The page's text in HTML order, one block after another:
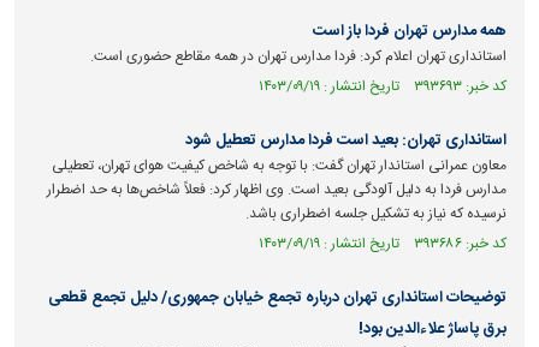
همه مدارس تهران فردا باز است
استانداری تهران اعلام کرد: فردا مدارس تهران در همه مقاطع حضوری است.
کد خبر: ۳۹۳۶۹۳ تاریخ انتشار : ۱۴۰۳/۰۹/۱۹
استانداری تهران: بعید است فردا مدارس تعطیل شود
معاون عمرانی استاندار تهران گفت: با توجه به شاخص کیفیت هوای تهران، تعطیلی
مدارس فردا به دلیل آلودگی بعید است. وی اظهار کرد: فعلاً شاخص‌ها به حد اضطرار
نرسیده که نیاز به تشکیل جلسه اضطراری باشد.
کد خبر: ۳۹۳۶۸۶ تاریخ انتشار : ۱۴۰۳/۰۹/۱۹
توضیحات استانداری تهران درباره تجمع خیابان جمهوری/ دلیل تجمع قطعی
برق پاساژ علاءالدین بود!